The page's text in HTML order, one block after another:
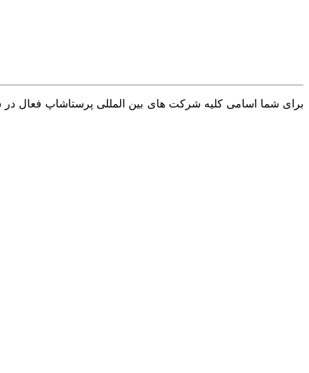
برای شما اسامی کلیه شرکت های بین المللی پرستاشاپ فعال در